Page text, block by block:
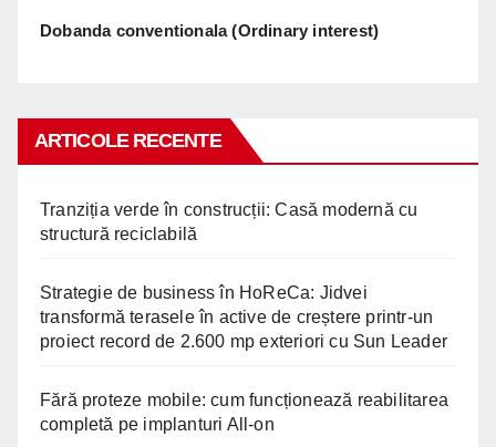
Dobanda conventionala (Ordinary interest)
ARTICOLE RECENTE
Tranziția verde în construcții: Casă modernă cu
structură reciclabilă
Strategie de business în HoReCa: Jidvei
transformă terasele în active de creștere printr-un
proiect record de 2.600 mp exteriori cu Sun Leader
Fără proteze mobile: cum funcționează reabilitarea
completă pe implanturi All-on